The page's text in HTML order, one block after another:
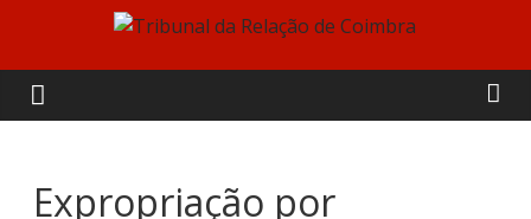
content
Tribunal
da
Relação
Expropriação por